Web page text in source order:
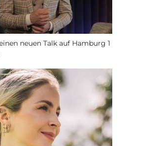
neuen Talk auf Hamburg 1